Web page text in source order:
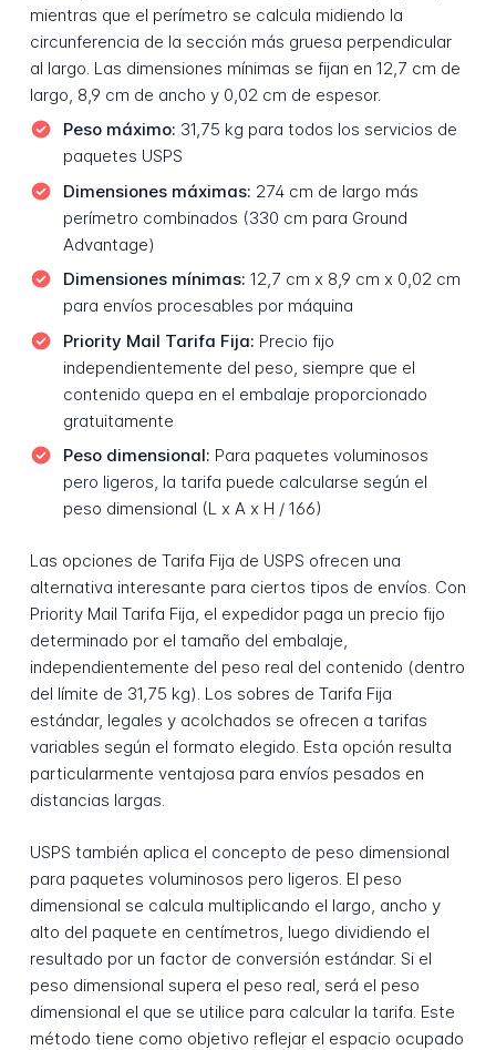
mientras que el perímetro se calcula midiendo la
circunferencia de la sección más gruesa perpendicular
al largo. Las dimensiones mínimas se fijan en 12,7 cm de
largo, 8,9 cm de ancho y 0,02 cm de espesor.
Peso máximo: 31,75 kg para todos los servicios de
paquetes USPS
Dimensiones máximas: 274 cm de largo más
perímetro combinados (330 cm para Ground
Advantage)
Dimensiones mínimas: 12,7 cm x 8,9 cm x 0,02 cm
para envíos procesables por máquina
Priority Mail Tarifa Fija: Precio fijo
independientemente del peso, siempre que el
contenido quepa en el embalaje proporcionado
gratuitamente
Peso dimensional: Para paquetes voluminosos
pero ligeros, la tarifa puede calcularse según el
peso dimensional (L x A x H / 166)
Las opciones de Tarifa Fija de USPS ofrecen una
alternativa interesante para ciertos tipos de envíos. Con
Priority Mail Tarifa Fija, el expedidor paga un precio fijo
determinado por el tamaño del embalaje,
independientemente del peso real del contenido (dentro
del límite de 31,75 kg). Los sobres de Tarifa Fija
estándar, legales y acolchados se ofrecen a tarifas
variables según el formato elegido. Esta opción resulta
particularmente ventajosa para envíos pesados en
distancias largas.
USPS también aplica el concepto de peso dimensional
para paquetes voluminosos pero ligeros. El peso
dimensional se calcula multiplicando el largo, ancho y
alto del paquete en centímetros, luego dividiendo el
resultado por un factor de conversión estándar. Si el
peso dimensional supera el peso real, será el peso
dimensional el que se utilice para calcular la tarifa. Este
método tiene como objetivo reflejar el espacio ocupado